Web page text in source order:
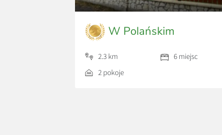
W Polańskim
2.3 km
6 miejsc
2 pokoje